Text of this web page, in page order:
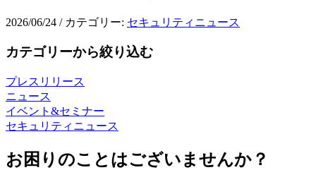
2026/06/24 / カテゴリー: セキュリティニュース
カテゴリーから絞り込む
プレスリリース
ニュース
イベント&セミナー
セキュリティニュース
お困りのことはございませんか？